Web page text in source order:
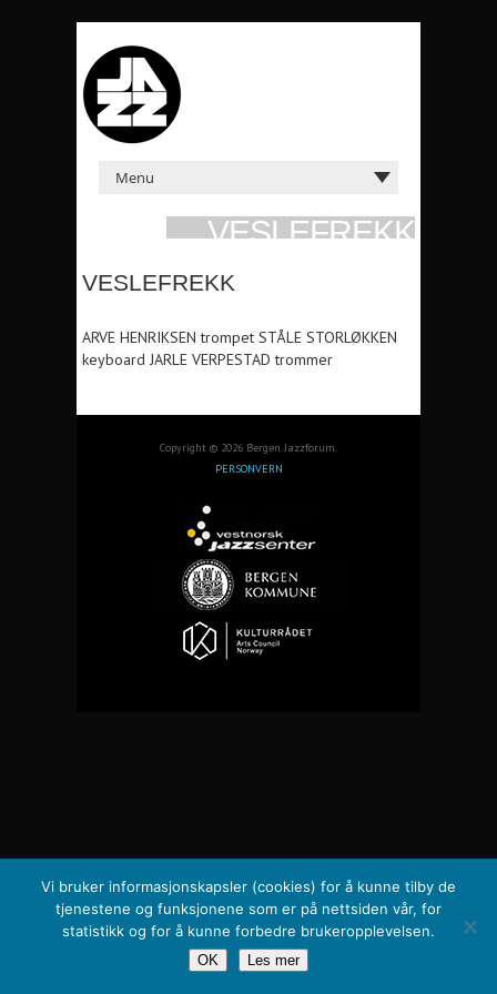
VESLEFREKK
VESLEFREKK
ARVE HENRIKSEN trompet STÅLE STORLØKKEN
keyboard JARLE VERPESTAD trommer
Copyright © 2026 Bergen Jazzforum.
PERSONVERN
Vi bruker informasjonskapsler (cookies) for å kunne tilby de
tjenestene og funksjonene som er på nettsiden vår, for
statistikk og for å kunne forbedre brukeropplevelsen.
OK Les mer